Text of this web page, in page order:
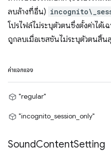
ลบล้างที่อื่น)
โปรไฟล์ไม่ระบุตัวตนซึ่งตั้งค่าได้
ถูกลบเมื่อเซสชันไม่ระบุตัวตนสิ้น
ค่าแจกแจง
"regular"
"incognito_session_only"
SoundContentSetting